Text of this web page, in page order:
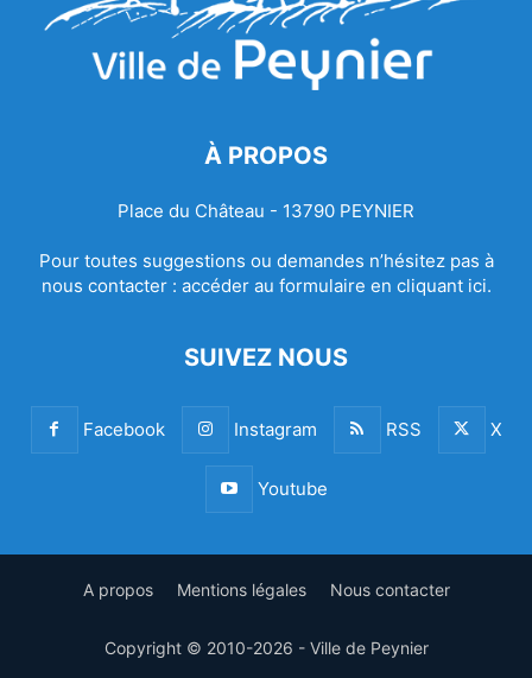
À PROPOS
Place du Château - 13790 PEYNIER
Pour toutes suggestions ou demandes n’hésitez pas à
nous contacter : accéder au formulaire en cliquant ici.
SUIVEZ NOUS
Facebook Instagram RSS X
Youtube
A propos Mentions légales Nous contacter
Copyright © 2010-2026 - Ville de Peynier